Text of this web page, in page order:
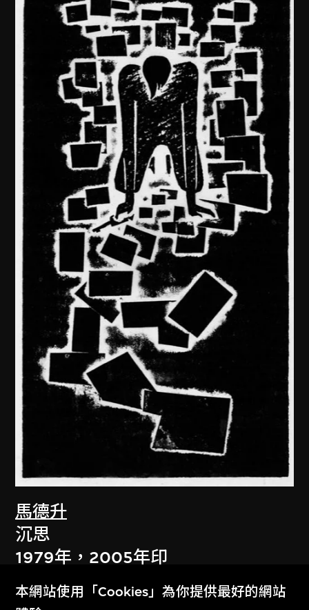
馬德升
沉思
1979年，2005年印
本網站使用「Cookies」為你提供最好的網站